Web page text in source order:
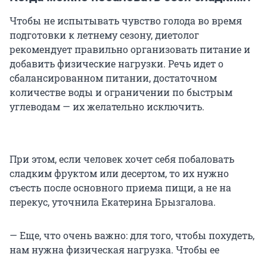
Чтобы не испытывать чувство голода во время
подготовки к летнему сезону, диетолог
рекомендует правильно организовать питание и
добавить физические нагрузки. Речь идет о
сбалансированном питании, достаточном
количестве воды и ограничении по быстрым
углеводам — их желательно исключить.
При этом, если человек хочет себя побаловать
сладким фруктом или десертом, то их нужно
съесть после основного приема пищи, а не на
перекус, уточнила Екатерина Брызгалова.
— Еще, что очень важно: для того, чтобы похудеть,
нам нужна физическая нагрузка. Чтобы ее